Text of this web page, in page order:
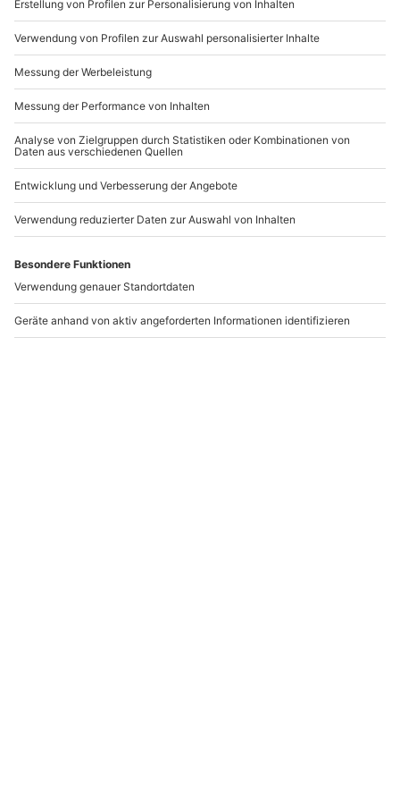
www.b2b.mydays.de/
Andere Produkte entdecken
NEU
Styling Berlin
Kurz- und Langwaffen
Sicherheitstraining
Spreitenbach